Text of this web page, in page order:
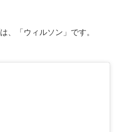
、「ウィルソン」です。